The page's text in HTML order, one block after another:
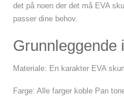
det på noen der det må EVA
passer dine behov.
Grunnleggende
Materiale: En karakter EVA
Farge: Alle farger koble Pan